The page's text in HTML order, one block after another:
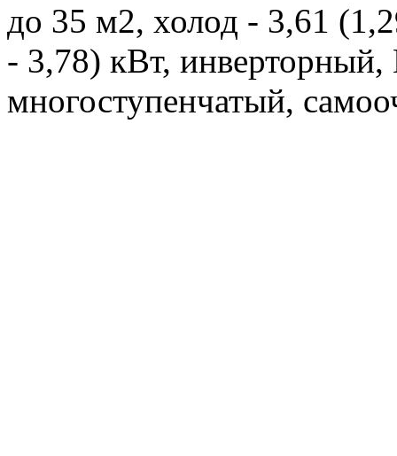
до 35 м2, холод - 3,61
- 3,78) кВт,
многоступенчатый,